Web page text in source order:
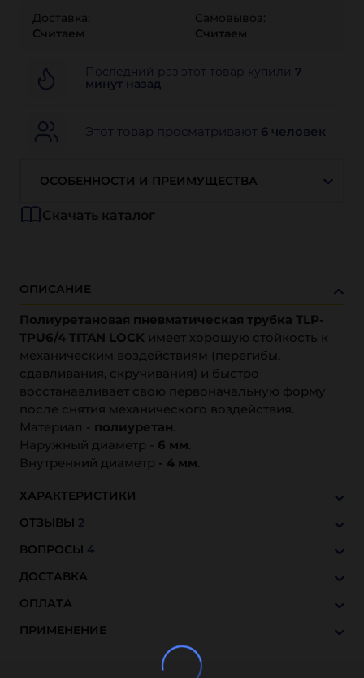
Доставка:
Считаем
Самовывоз:
Считаем
Последний раз этот товар купили 7
минут назад
Этот товар просматривают 6 человек
ОСОБЕННОСТИ И ПРЕИМУЩЕСТВА
Скачать каталог
ОПИСАНИЕ
Полиуретановая пневматическая трубка TLP-
TPU6/4 TITAN LOCK имеет хорошую стойкость к
механическим воздействиям (перегибы,
сдавливания, скручивания) и быстро
восстанавливает свою первоначальную форму
после снятия механического воздействия.
Материал - полиуретан.
Наружный диаметр - 6 мм.
Внутренний диаметр - 4 мм.
ХАРАКТЕРИСТИКИ
ОТЗЫВЫ 2
ВОПРОСЫ 4
ДОСТАВКА
ОПЛАТА
ПРИМЕНЕНИЕ